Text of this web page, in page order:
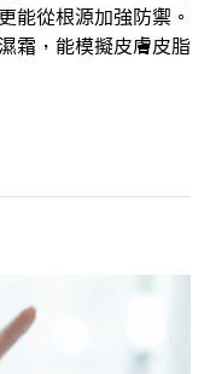
能從根源加強防禦。
霜，能模擬皮膚皮脂